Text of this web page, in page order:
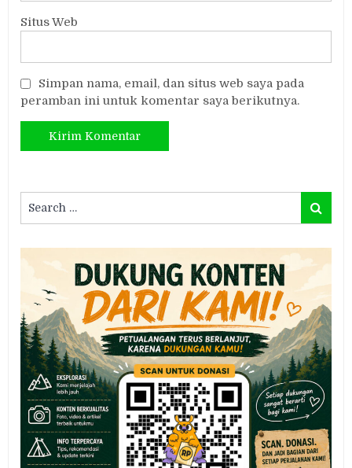
Situs Web
Simpan nama, email, dan situs web saya pada
peramban ini untuk komentar saya berikutnya.
for:
Search